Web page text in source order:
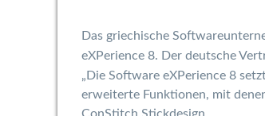
Das griechische
eXPerience 8. Der deutsche
„Die Software eXPerience 8
erweiterte Funktionen, mit